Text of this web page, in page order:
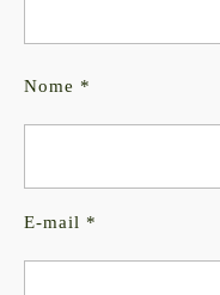
Nome *
E-mail *